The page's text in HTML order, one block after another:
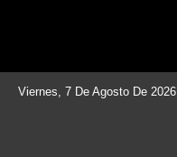
Viernes, 7 De Agosto De 2026